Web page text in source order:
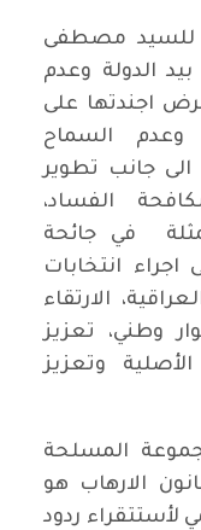
للسيد مصطفى
الدولة وعدم
اجندتها على
وعدم السماح
الى جانب تطوير
الفساد،
في جائحة
على اجراء انتخابات
الارتقاء
وطني، تعزيز
وتعزيز
المسلحة
الارهاب هو
ردود